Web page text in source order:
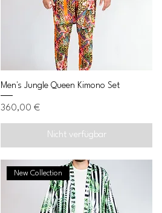
Men's Jungle Queen Kimono Set
Preis
360,00 €
Nicht verfügbar
New Collection